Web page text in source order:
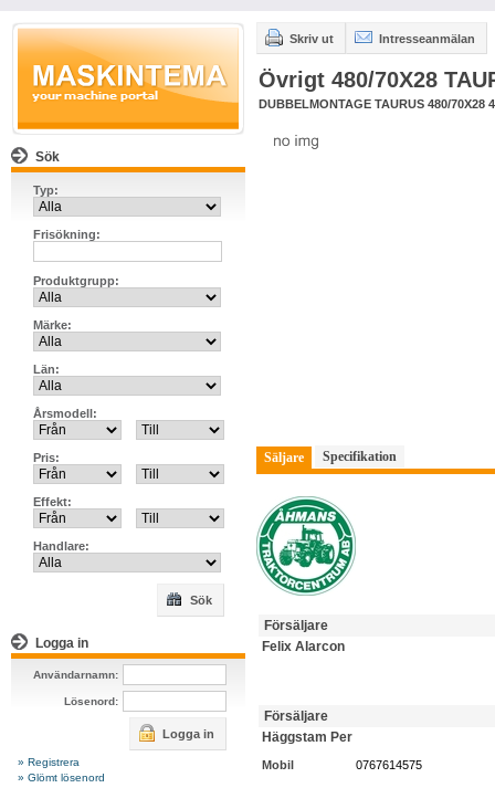
Sök
Typ:
Frisökning:
Produktgrupp:
Märke:
Län:
Årsmodell:
Pris:
Effekt:
Handlare:
Sök
Logga in
Användarnamn:
Lösenord:
Logga in
» Registrera
» Glömt lösenord
Skriv ut Intresseanmälan
Övrigt 480/70X28
DUBBELMONTAGE TAURUS 480/70X28
Säljare Specifikation
Försäljare
Felix Alarcon
Försäljare
Häggstam Per
Mobil 0767614575